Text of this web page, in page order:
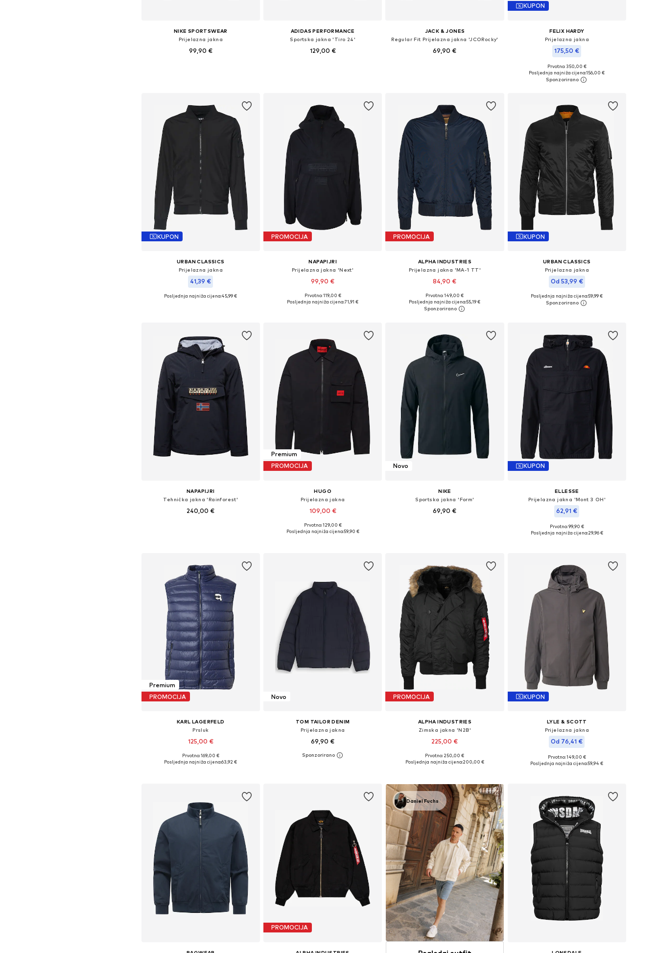
NIKE SPORTSWEAR
Prijelazna jakna
99,90 €
ADIDAS PERFORMANCE
Sportska jakna 'Tiro 24'
129,00 €
JACK & JONES
Regular Fit Prijelazna jakna 'JCORocky'
69,90 €
KUPON
FELIX HARDY
Prijelazna jakna
175,50 €
Dostupne veličine: S, M, L, XL
Dodaj u košaricu
Prvotno: 350,00 €
Posljednja najniža cijena:156,00 €
KUPON
URBAN CLASSICS
Prijelazna jakna
41,39 €
+1
Dostupne veličine: S, M, L, XL
Posljednja najniža cijena:45,99 €
PROMOCIJA
NAPAPIJRI
Prijelazna jakna 'Next'
99,90 €
+4
Dostupne veličine: S, M, L, XL, XXL, XXXL
Prvotno: 119,00 €
Posljednja najniža cijena:71,91 €
PROMOCIJA
ALPHA INDUSTRIES
Prijelazna jakna 'MA-1 TT'
84,90 €
+2
Dostupne veličine: S, M, L, XL
Dodaj u košaricu
Prvotno: 149,00 €
Posljednja najniža cijena:55,19 €
KUPON
URBAN CLASSICS
Prijelazna jakna
Od 53,99 €
+1
Dostupno u više veličina
Posljednja najniža cijena:59,99 €
NAPAPIJRI
Tehnička jakna 'Rainforest'
240,00 €
Premium
PROMOCIJA
HUGO
Prijelazna jakna
109,00 €
Dostupne veličine: S, M, L, XXL
Prvotno: 129,00 €
Posljednja najniža cijena:59,90 €
Novo
NIKE
Sportska jakna 'Form'
69,90 €
KUPON
ELLESSE
Prijelazna jakna 'Mont 3 OH'
62,91 €
Dostupne veličine: S, M, L, XL
Prvotno: 99,90 €
Posljednja najniža cijena:29,96 €
Premium
PROMOCIJA
KARL LAGERFELD
Prsluk
125,00 €
Dostupne veličine: M-L
Prvotno: 169,00 €
Posljednja najniža cijena:63,92 €
Novo
TOM TAILOR DENIM
Prijelazna jakna
69,90 €
Dostupne veličine: S, M, L, XL, XXL
PROMOCIJA
ALPHA INDUSTRIES
Zimska jakna 'N2B'
225,00 €
Dostupne veličine: S, M, L, XL
Prvotno: 250,00 €
Posljednja najniža cijena:200,00 €
KUPON
LYLE & SCOTT
Prijelazna jakna
Od 76,41 €
Dostupne veličine: XS, S, M, L, XL, XXL
Prvotno: 149,00 €
Posljednja najniža cijena:59,94 €
PROMOCIJA
Daniel Fuchs